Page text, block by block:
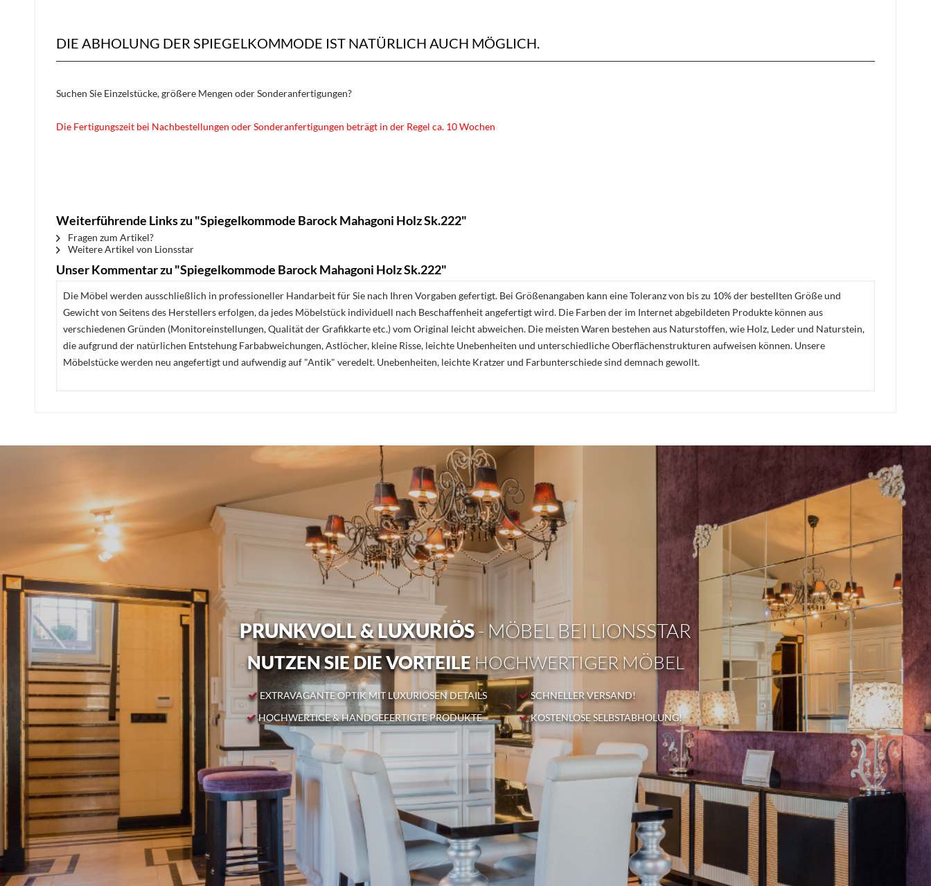
DIE ABHOLUNG DER SPIEGELKOMMODE IST NATÜRLICH AUCH MÖGLICH.
Suchen Sie Einzelstücke, größere Mengen oder Sonderanfertigungen?
Die Fertigungszeit bei Nachbestellungen oder Sonderanfertigungen beträgt in der Regel ca. 10 Wochen
Weiterführende Links zu "Spiegelkommode Barock Mahagoni Holz Sk.222"
Fragen zum Artikel?
Weitere Artikel von Lionsstar
Unser Kommentar zu "Spiegelkommode Barock Mahagoni Holz Sk.222"
Die Möbel werden ausschließlich in professioneller Handarbeit für Sie nach Ihren Vorgaben gefertigt. Bei Größenangaben kann eine Toleranz von bis zu 10% der bestellten Größe und
Gewicht von Seitens des Herstellers erfolgen, da jedes Möbelstück individuell nach Beschaffenheit angefertigt wird. Die Farben der im Internet abgebildeten Produkte können aus
verschiedenen Gründen (Monitoreinstellungen, Qualität der Grafikkarte etc.) vom Original leicht abweichen. Die meisten Waren bestehen aus Naturstoffen, wie Holz, Leder und Naturstein,
die aufgrund der natürlichen Entstehung Farbabweichungen, Astlöcher, kleine Risse, leichte Unebenheiten und unterschiedliche Oberflächenstrukturen aufweisen können. Unsere
Möbelstücke werden neu angefertigt und aufwendig auf "Antik" veredelt. Unebenheiten, leichte Kratzer und Farbunterschiede sind demnach gewollt.
PRUNKVOLL & LUXURIÖS- MÖBEL BEI LIONSSTAR
NUTZEN SIE DIE VORTEILEHOCHWERTIGER MÖBEL
EXTRAVAGANTE OPTIK MIT LUXURIÖSEN DETAILS
HOCHWERTIGE & HANDGEFERTIGTE PRODUKTE
SCHNELLER VERSAND!
KOSTENLOSE SELBSTABHOLUNG!